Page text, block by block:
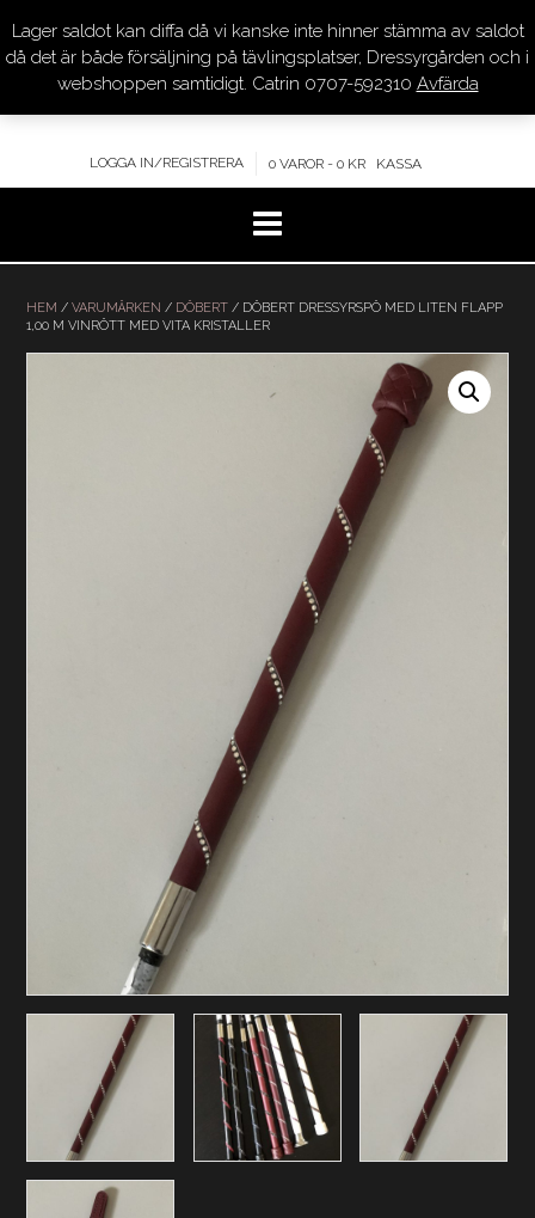
innehåll
DRESSYR.COM
KVALITET – KOMPETENS – SERVICE
LOGGA IN/REGISTRERA 0 VAROR - 0 KR KASSA
HEM / VARUMÄRKEN / DÖBERT / DÖBERT DRESSYRSPÖ MED LITEN FLAPP
1,00 M VINRÖTT MED VITA KRISTALLER
Lager saldot kan diffa då vi kanske inte hinner stämma av saldot
då det är både försäljning på tävlingsplatser, Dressyrgården och i
webshoppen samtidigt. Catrin 0707-592310 Avfärda